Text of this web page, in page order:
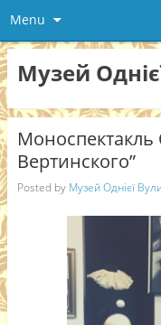
Menu
Музей
Моноспектакль
Вертинского”
Posted by Музей Однієї